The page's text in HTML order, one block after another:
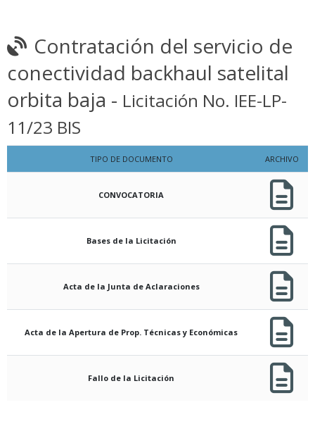
Contratación del servicio de
conectividad backhaul satelital
orbita baja - Licitación No. IEE-LP-
11/23 BIS
TIPO DE DOCUMENTO ARCHIVO
CONVOCATORIA
Bases de la Licitación
Acta de la Junta de Aclaraciones
Acta de la Apertura de Prop. Técnicas y Económicas
Fallo de la Licitación